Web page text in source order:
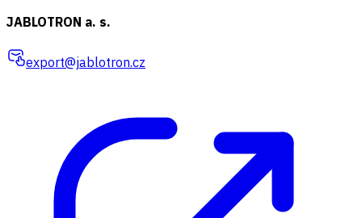
JABLOTRON a. s.
export@jablotron.cz